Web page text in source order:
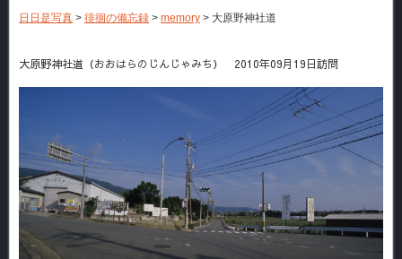
日日是写真 > 徘徊の備忘録 > memory > 大原野神社道
大原野神社道（おおはらのじんじゃみち） 2010年09月19日訪問